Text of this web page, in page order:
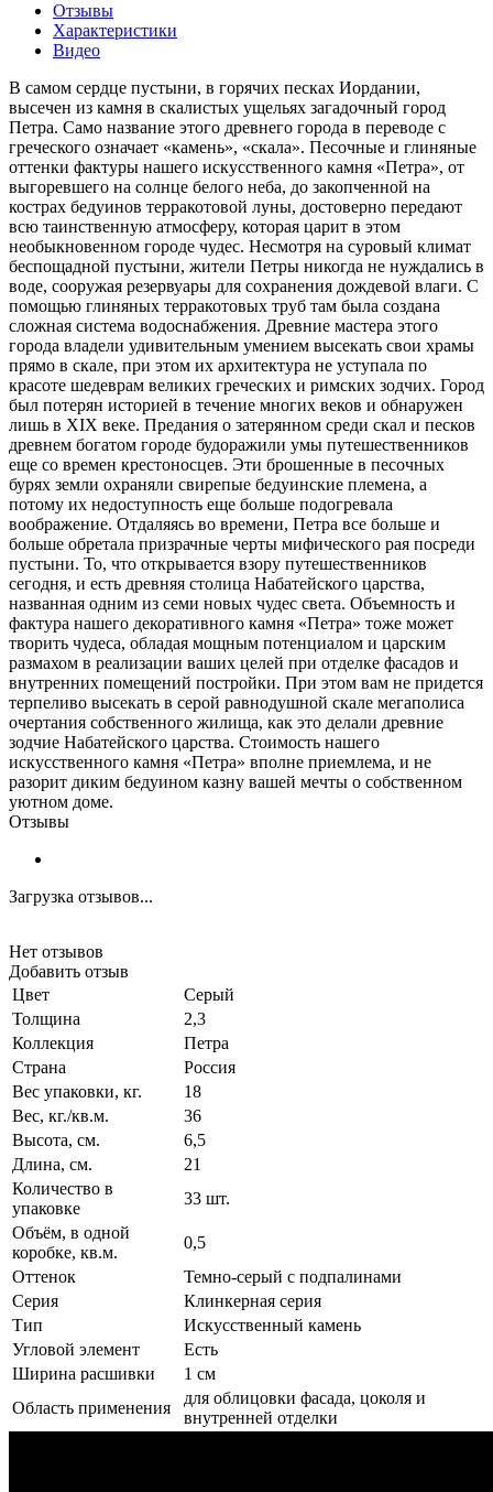
Отзывы
Характеристики
Видео
В самом сердце пустыни, в горячих песках Иордании,
высечен из камня в скалистых ущельях загадочный город
Петра. Само название этого древнего города в переводе с
греческого означает «камень», «скала». Песочные и глиняные
оттенки фактуры нашего искусственного камня «Петра», от
выгоревшего на солнце белого неба, до закопченной на
кострах бедуинов терракотовой луны, достоверно передают
всю таинственную атмосферу, которая царит в этом
необыкновенном городе чудес. Несмотря на суровый климат
беспощадной пустыни, жители Петры никогда не нуждались в
воде, сооружая резервуары для сохранения дождевой влаги. С
помощью глиняных терракотовых труб там была создана
сложная система водоснабжения. Древние мастера этого
города владели удивительным умением высекать свои храмы
прямо в скале, при этом их архитектура не уступала по
красоте шедеврам великих греческих и римских зодчих. Город
был потерян историей в течение многих веков и обнаружен
лишь в XIX веке. Предания о затерянном среди скал и песков
древнем богатом городе будоражили умы путешественников
еще со времен крестоносцев. Эти брошенные в песочных
бурях земли охраняли свирепые бедуинские племена, а
потому их недоступность еще больше подогревала
воображение. Отдаляясь во времени, Петра все больше и
больше обретала призрачные черты мифического рая посреди
пустыни. То, что открывается взору путешественников
сегодня, и есть древняя столица Набатейского царства,
названная одним из семи новых чудес света. Объемность и
фактура нашего декоративного камня «Петра» тоже может
творить чудеса, обладая мощным потенциалом и царским
размахом в реализации ваших целей при отделке фасадов и
внутренних помещений постройки. При этом вам не придется
терпеливо высекать в серой равнодушной скале мегаполиса
очертания собственного жилища, как это делали древние
зодчие Набатейского царства. Стоимость нашего
искусственного камня «Петра» вполне приемлема, и не
разорит диким бедуином казну вашей мечты о собственном
уютном доме.
Отзывы
Загрузка отзывов...
Нет отзывов
Добавить отзыв
Цвет
Серый
Толщина
2,3
Коллекция
Петра
Страна
Россия
Вес упаковки, кг.
18
Вес, кг./кв.м.
36
Высота, см.
6,5
Длина, см.
21
Количество в
упаковке
33 шт.
Объём, в одной
коробке, кв.м.
0,5
Оттенок
Темно-серый с подпалинами
Серия
Клинкерная серия
Тип
Искусственный камень
Угловой элемент
Есть
Ширина расшивки
1 см
Область применения
для облицовки фасада, цоколя и
внутренней отделки